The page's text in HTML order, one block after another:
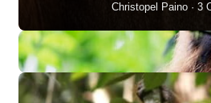
Christopel Paino 3